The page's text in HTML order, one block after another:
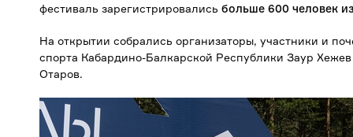
фестиваль зарегистрировались больше 600 человек
На открытии собрались организаторы, участники и
спорта Кабардино-Балкарской Республики Заур
Отаров.